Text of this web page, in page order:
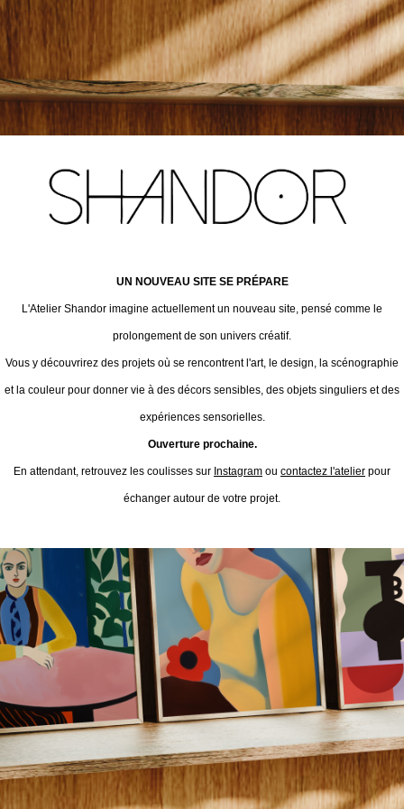
UN NOUVEAU SITE SE PRÉPARE
L'Atelier Shandor imagine actuellement un nouveau site, pensé comme le
prolongement de son univers créatif.
Vous y découvrirez des projets où se rencontrent l'art, le design, la scénographie
et la couleur pour donner vie à des décors sensibles, des objets singuliers et des
expériences sensorielles.
Ouverture prochaine.
En attendant, retrouvez les coulisses sur Instagram ou contactez l'atelier pour
échanger autour de votre projet.